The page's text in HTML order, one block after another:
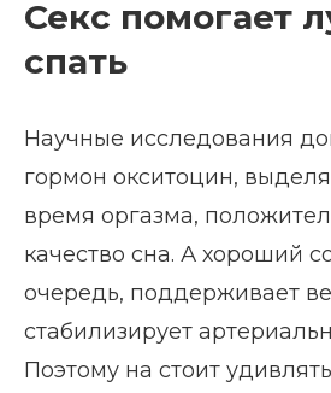
Секс помогает
спать
Научные исследования
гормон окситоцин,
время оргазма,
качество сна. А хороший
очередь, поддерживает
стабилизирует
Поэтому на стоит